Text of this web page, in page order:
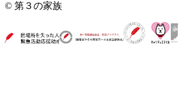
© 第３の家族